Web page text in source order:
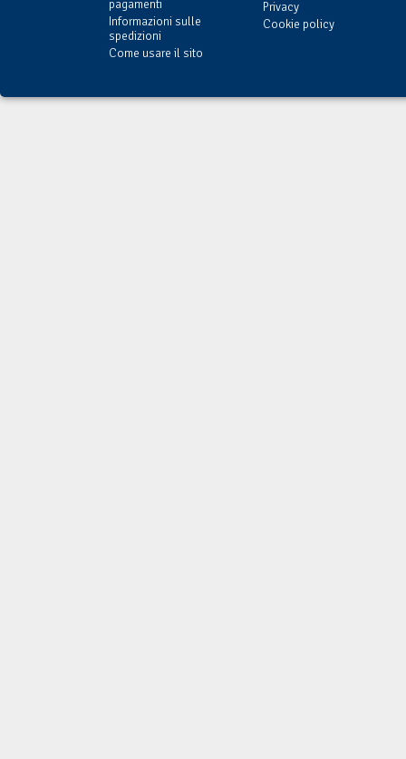
pagamenti
Informazioni sulle
spedizioni
Come usare il sito
Privacy
Cookie policy